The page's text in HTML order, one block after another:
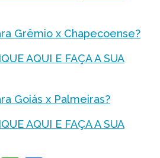
Grêmio x Chapecoense?
AQUI E FAÇA A SUA
Goiás x Palmeiras?
AQUI E FAÇA A SUA